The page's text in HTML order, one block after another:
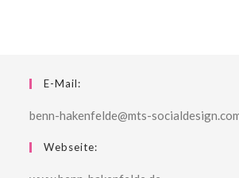
E-Mail:
benn-hakenfelde@mts-
Webseite: